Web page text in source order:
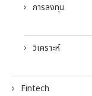
การลงทุน
วิเคราะห์
Fintech